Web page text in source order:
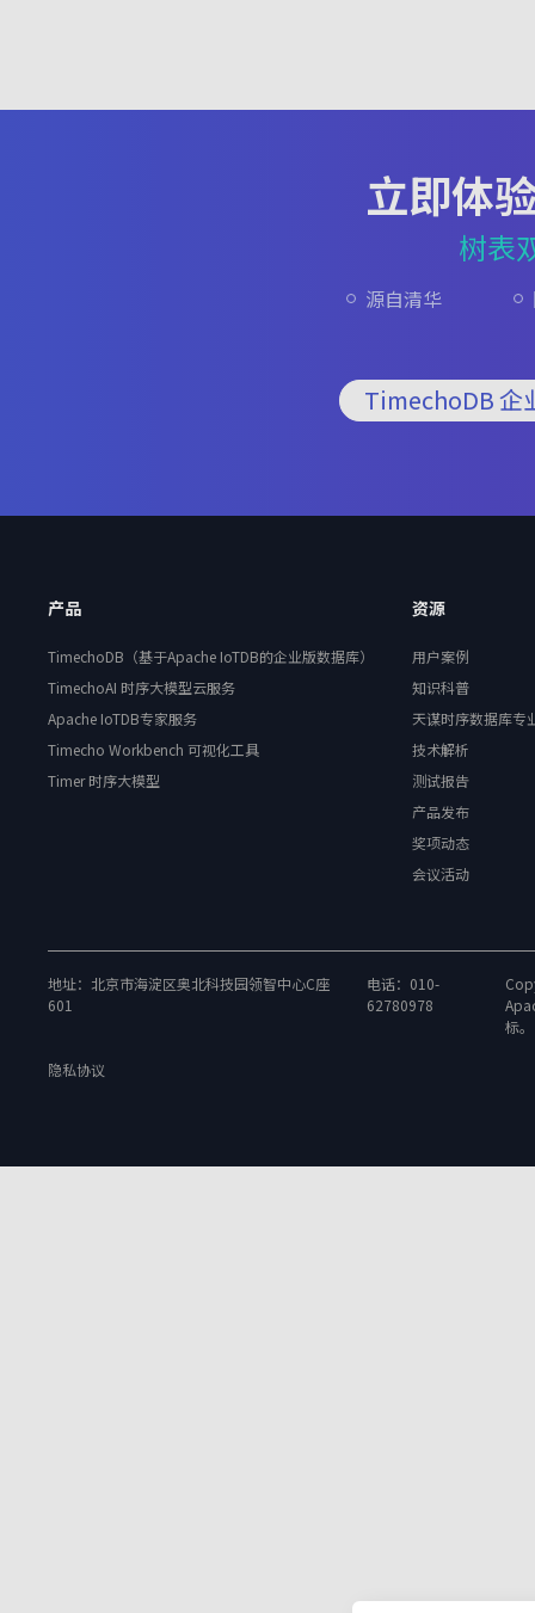
立即体
树表
源自清华
TimechoDB 企
产品
TimechoDB（基于Apache IoTDB的企业版数据库）
TimechoAI 时序大模型云服务
Apache IoTDB专家服务
Timecho Workbench 可视化工具
Timer 时序大模型
资源
用户案例
知识科普
天谋时序数据库专
技术解析
测试报告
产品发布
奖项动态
会议活动
地址：北京市海淀区奥北科技园领智中心C座
601
电话：010-
62780978
标。
隐私协议